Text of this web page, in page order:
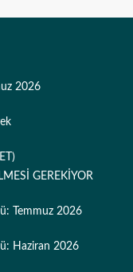
2026
GEREKİYOR
Temmuz 2026
Haziran 2026